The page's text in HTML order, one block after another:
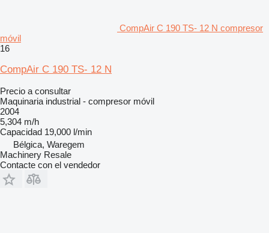
CompAir C 190 TS- 12 N compresor
móvil
16
CompAir C 190 TS- 12 N
Precio a consultar
Maquinaria industrial - compresor móvil
2004
5,304 m/h
Capacidad 19,000 l/min
Bélgica, Waregem
Machinery Resale
Contacte con el vendedor